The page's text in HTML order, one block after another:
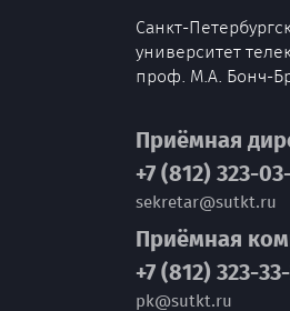
Санкт-
университет
проф. М.А. Бонч-
Приёмная
+7 (812) 323-
sekretar@sutkt.ru
Приёмная
+7 (812) 323-
pk@sutkt.ru